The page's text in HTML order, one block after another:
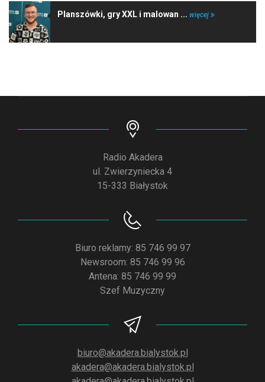
Planszówki, gry XXL i malowan ... więcej
Radio Akadera
ul. Zwierzyniecka 4
15-333 Białystok
Biuro reklamy: 85 746 99 97
Newsroom: 85 746 99 96
Antena: 85 746 99 99
Szef Muzyczny
biuro@akadera.bialystok.pl
akadera@akadera.bialystok.pl